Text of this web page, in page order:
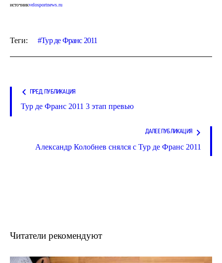
источникvelosportnews.ru
Теги: Тур де Франс 2011
ПРЕД. ПУБЛИКАЦИЯ
Тур де Франс 2011 3 этап превью
ДАЛЕЕ ПУБЛИКАЦИЯ
Александр Колобнев снялся с Тур де Франс 2011
Читатели рекомендуют